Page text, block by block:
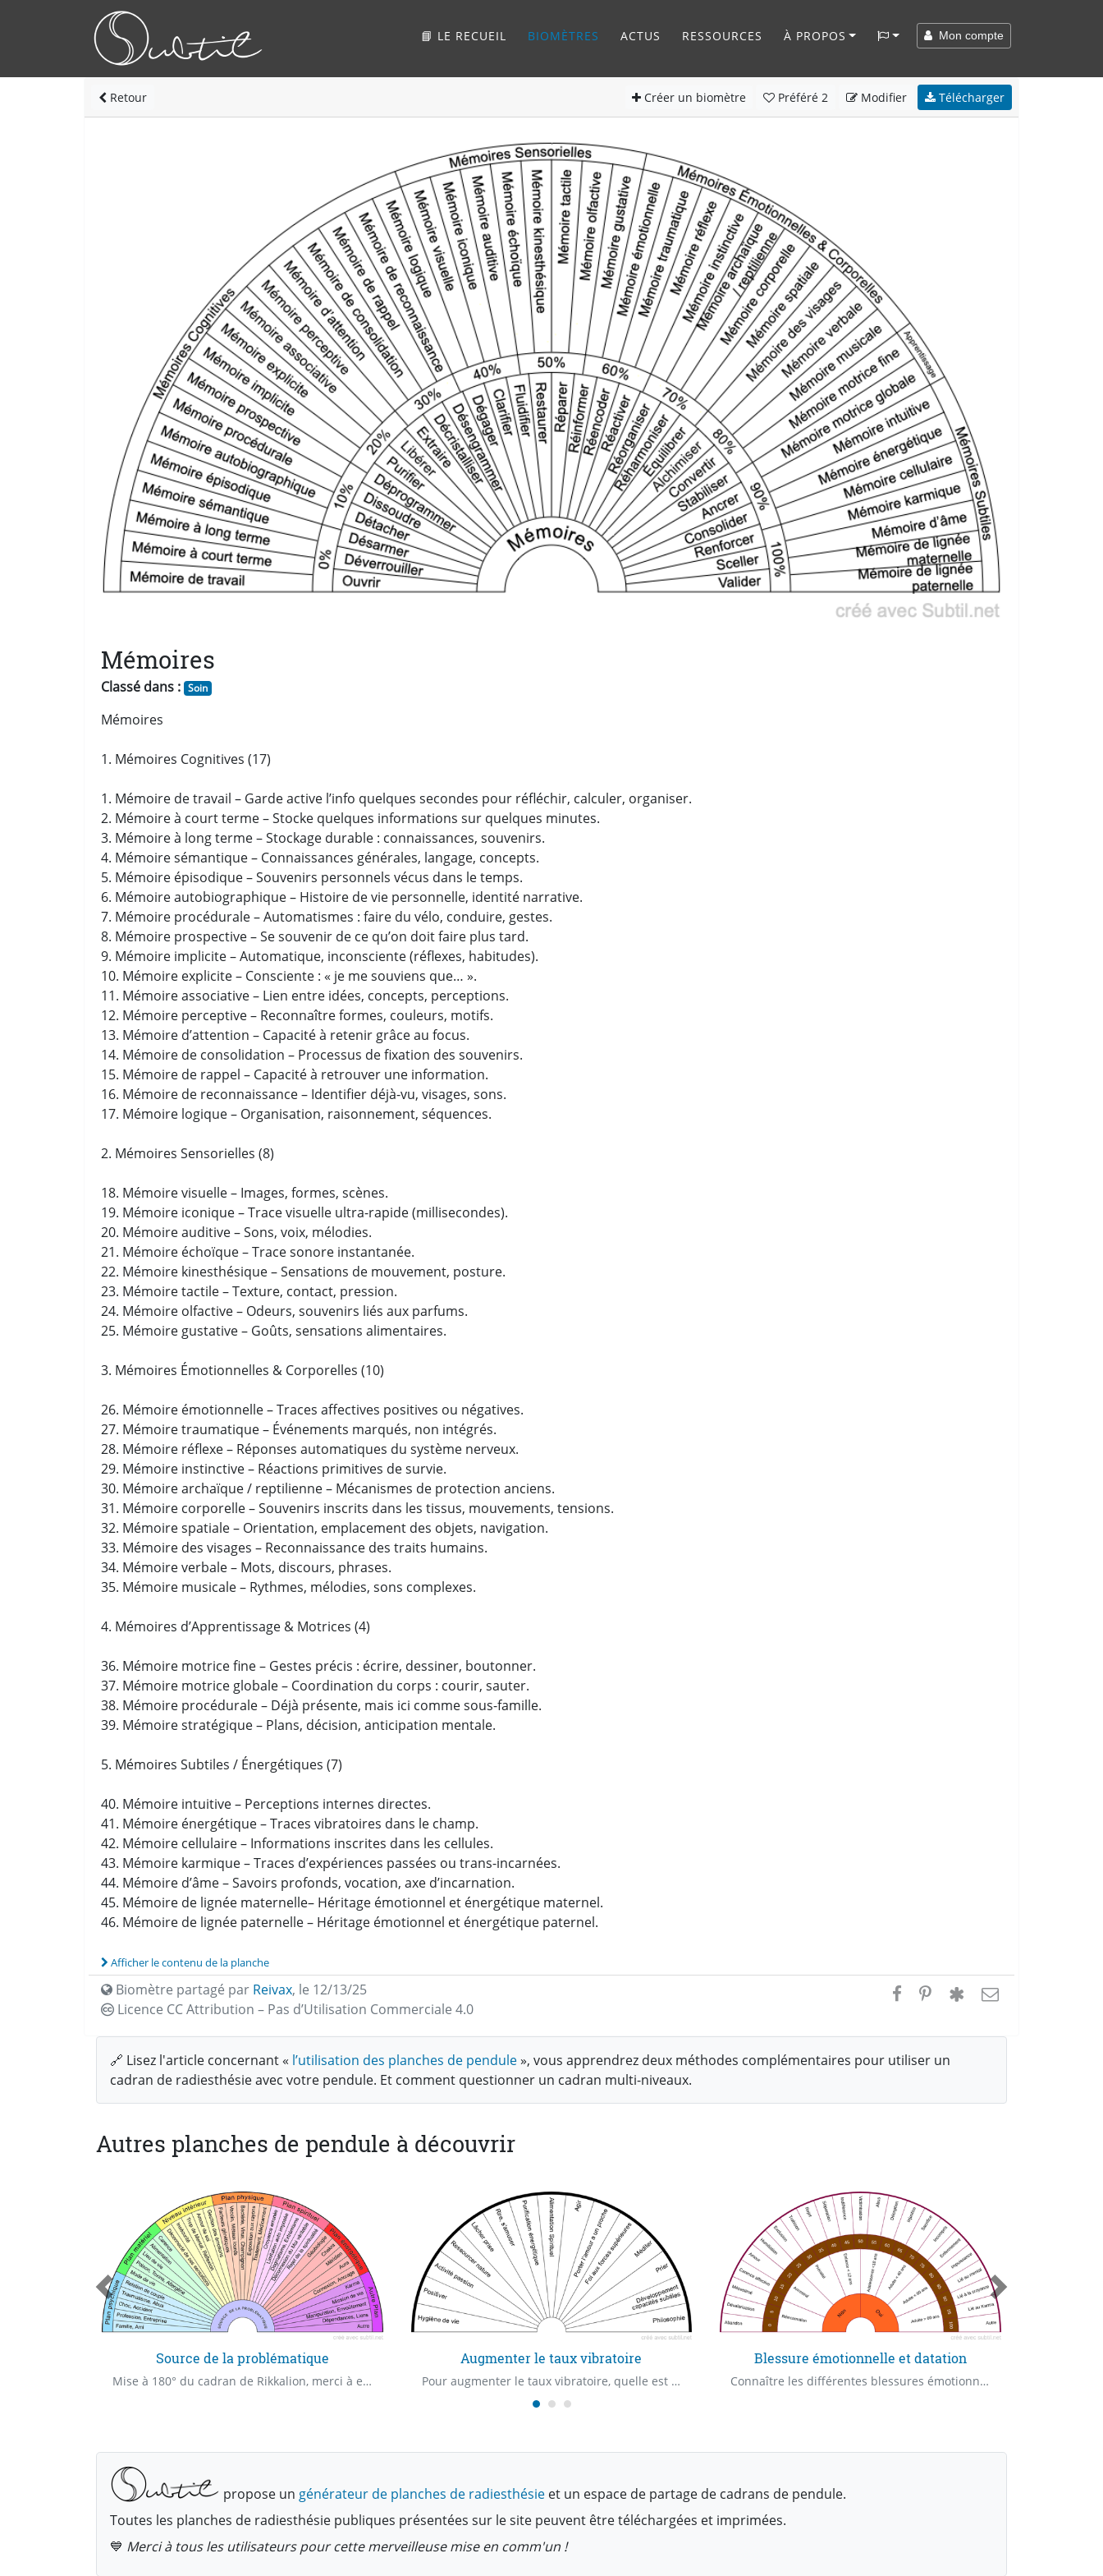
📘 LE RECUEIL BIOMÈTRES ACTUS RESSOURCES À PROPOS Mon compte
Retour Créer un biomètre Préféré 2 Modifier Télécharger
Mémoires
Classé dans : Soin
Mémoires
1. Mémoires Cognitives (17)
1. Mémoire de travail – Garde active l’info quelques secondes pour réfléchir, calculer, organiser.
2. Mémoire à court terme – Stocke quelques informations sur quelques minutes.
3. Mémoire à long terme – Stockage durable : connaissances, souvenirs.
4. Mémoire sémantique – Connaissances générales, langage, concepts.
5. Mémoire épisodique – Souvenirs personnels vécus dans le temps.
6. Mémoire autobiographique – Histoire de vie personnelle, identité narrative.
7. Mémoire procédurale – Automatismes : faire du vélo, conduire, gestes.
8. Mémoire prospective – Se souvenir de ce qu’on doit faire plus tard.
9. Mémoire implicite – Automatique, inconsciente (réflexes, habitudes).
10. Mémoire explicite – Consciente : « je me souviens que… ».
11. Mémoire associative – Lien entre idées, concepts, perceptions.
12. Mémoire perceptive – Reconnaître formes, couleurs, motifs.
13. Mémoire d’attention – Capacité à retenir grâce au focus.
14. Mémoire de consolidation – Processus de fixation des souvenirs.
15. Mémoire de rappel – Capacité à retrouver une information.
16. Mémoire de reconnaissance – Identifier déjà-vu, visages, sons.
17. Mémoire logique – Organisation, raisonnement, séquences.
2. Mémoires Sensorielles (8)
18. Mémoire visuelle – Images, formes, scènes.
19. Mémoire iconique – Trace visuelle ultra-rapide (millisecondes).
20. Mémoire auditive – Sons, voix, mélodies.
21. Mémoire échoïque – Trace sonore instantanée.
22. Mémoire kinesthésique – Sensations de mouvement, posture.
23. Mémoire tactile – Texture, contact, pression.
24. Mémoire olfactive – Odeurs, souvenirs liés aux parfums.
25. Mémoire gustative – Goûts, sensations alimentaires.
3. Mémoires Émotionnelles & Corporelles (10)
26. Mémoire émotionnelle – Traces affectives positives ou négatives.
27. Mémoire traumatique – Événements marqués, non intégrés.
28. Mémoire réflexe – Réponses automatiques du système nerveux.
29. Mémoire instinctive – Réactions primitives de survie.
30. Mémoire archaïque / reptilienne – Mécanismes de protection anciens.
31. Mémoire corporelle – Souvenirs inscrits dans les tissus, mouvements, tensions.
32. Mémoire spatiale – Orientation, emplacement des objets, navigation.
33. Mémoire des visages – Reconnaissance des traits humains.
34. Mémoire verbale – Mots, discours, phrases.
35. Mémoire musicale – Rythmes, mélodies, sons complexes.
4. Mémoires d’Apprentissage & Motrices (4)
36. Mémoire motrice fine – Gestes précis : écrire, dessiner, boutonner.
37. Mémoire motrice globale – Coordination du corps : courir, sauter.
38. Mémoire procédurale – Déjà présente, mais ici comme sous-famille.
39. Mémoire stratégique – Plans, décision, anticipation mentale.
5. Mémoires Subtiles / Énergétiques (7)
40. Mémoire intuitive – Perceptions internes directes.
41. Mémoire énergétique – Traces vibratoires dans le champ.
42. Mémoire cellulaire – Informations inscrites dans les cellules.
43. Mémoire karmique – Traces d’expériences passées ou trans-incarnées.
44. Mémoire d’âme – Savoirs profonds, vocation, axe d’incarnation.
45. Mémoire de lignée maternelle– Héritage émotionnel et énergétique maternel.
46. Mémoire de lignée paternelle – Héritage émotionnel et énergétique paternel.
Afficher le contenu de la planche
Biomètre partagé par Reivax, le 12/13/25
Licence CCAttribution – Pas d’Utilisation Commerciale 4.0
🔗 Lisez l'article concernant « l’utilisation des planches de pendule», vous apprendrez deux méthodes complémentaires pour utiliser un
cadran de radiesthésie avec votre pendule. Et comment questionner un cadran multi-niveaux.
Autres planches de pendule à découvrir
Source de la problématique
Mise à 180° du cadran de Rikkalion, merci à elle :-)
Augmenter le taux vibratoire
Pour augmenter le taux vibratoire, quelle est la priorité ?
Blessure émotionnelle et datation
Connaître les différentes blessures émotionnelles et pouvoir les dater. Quelle est la blessure émotionnelle à l'origine de ce mal-être ? À quel age est survenu cette blessure ?
propose un générateur de planches de radiesthésie et un espace de partage de cadrans de pendule.
Toutes les planches de radiesthésie publiques présentées sur le site peuvent être téléchargées et imprimées.
💙 Merci à tous les utilisateurs pour cette merveilleuse mise en comm'un !